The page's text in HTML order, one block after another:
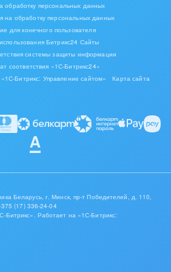
будет выведено сообщение “Сумма
превышает сумму сделки”:
обработку персональных данных
на обработку персональных данных
для конечного пользователя
Битрикс24 Сайты
системы защиты информации
соответствия «1С-Битрикс24»
Битрикс: Управление сайтом»
Карта сайта
Беларусь, г. Минск, пр-т Победителей, д. 110,
(17) 336-24-04
Битрикс». Работает на «1С-Битрикс: